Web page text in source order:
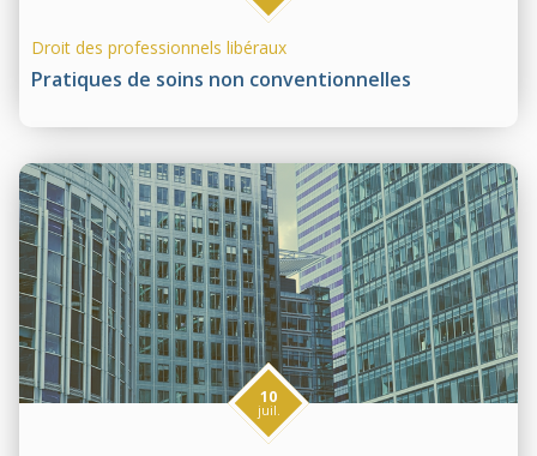
Pratiques de soins non conventionnelles
Droit des professionnels libéraux
10
juil.